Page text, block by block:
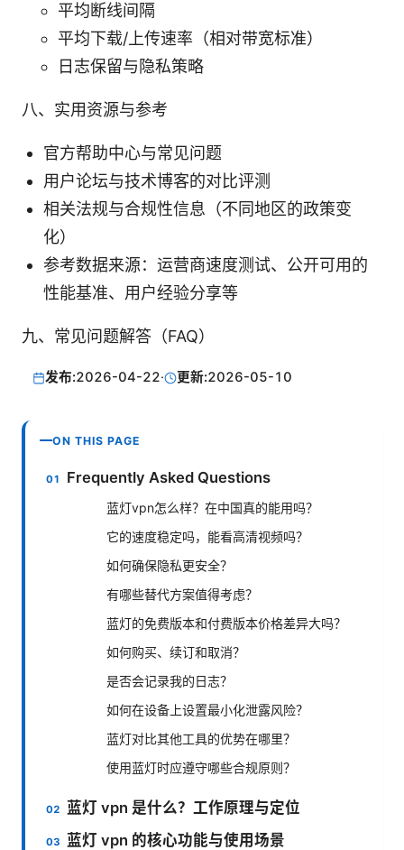
平均断线间隔
平均下载/上传速率（相对带宽标准）
日志保留与隐私策略
八、实用资源与参考
官方帮助中心与常见问题
用户论坛与技术博客的对比评测
相关法规与合规性信息（不同地区的政策变
化）
参考数据来源：运营商速度测试、公开可用的
性能基准、用户经验分享等
九、常见问题解答（FAQ）
发布:2026-04-22· 更新:2026-05-10
ON THIS PAGE
Frequently Asked Questions
蓝灯vpn怎么样？在中国真的能用吗？
它的速度稳定吗，能看高清视频吗？
如何确保隐私更安全？
有哪些替代方案值得考虑？
蓝灯的免费版本和付费版本价格差异大吗？
如何购买、续订和取消？
是否会记录我的日志？
如何在设备上设置最小化泄露风险？
蓝灯对比其他工具的优势在哪里？
使用蓝灯时应遵守哪些合规原则？
蓝灯 vpn 是什么？工作原理与定位
蓝灯 vpn 的核心功能与使用场景